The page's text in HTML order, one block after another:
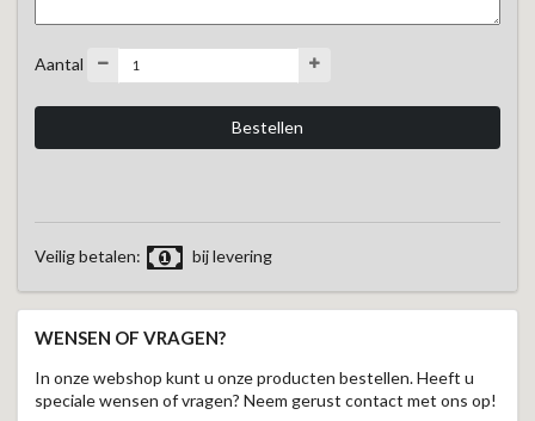
Aantal
Veilig betalen: bij levering
WENSEN OF VRAGEN?
In onze webshop kunt u onze producten bestellen. Heeft u
speciale wensen of vragen? Neem gerust contact met ons op!